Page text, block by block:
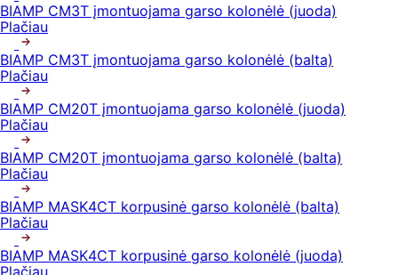
BIAMP CM3T įmontuojama garso kolonėlė (juoda)
Plačiau
BIAMP CM3T įmontuojama garso kolonėlė (balta)
Plačiau
BIAMP CM20T įmontuojama garso kolonėlė (juoda)
Plačiau
BIAMP CM20T įmontuojama garso kolonėlė (balta)
Plačiau
BIAMP MASK4CT korpusinė garso kolonėlė (balta)
Plačiau
BIAMP MASK4CT korpusinė garso kolonėlė (juoda)
Plačiau